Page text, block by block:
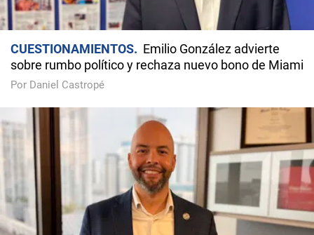
CUESTIONAMIENTOS
Emilio González advierte
sobre rumbo político y rechaza nuevo bono de Miami
Por Daniel Castropé